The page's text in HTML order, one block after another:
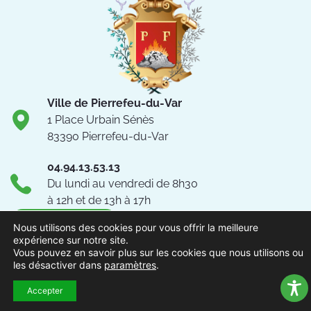
Ville de Pierrefeu-du-Var
1 Place Urbain Sénès
83390 Pierrefeu-du-Var
04.94.13.53.13
Du lundi au vendredi de 8h30
à 12h et de 13h à 17h
NOUS CONTACTER
Suivez-nous !
Nous utilisons des cookies pour vous offrir la meilleure
expérience sur notre site.
Vous pouvez en savoir plus sur les cookies que nous utilisons ou
les désactiver dans paramètres.
Accepter